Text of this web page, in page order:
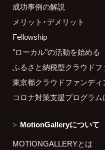
成功事例の解説
メリット・デメリット
Fellowship
"ローカル"の活動を始める
ふるさと納税型クラウド
東京都クラウドファンデ
コロナ対策支援プログラ
MotionGalleryについて
MOTIONGALLERYとは